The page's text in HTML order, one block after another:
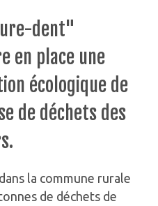
dent"
en place une
écologique de
de déchets des
la commune rurale
de déchets de